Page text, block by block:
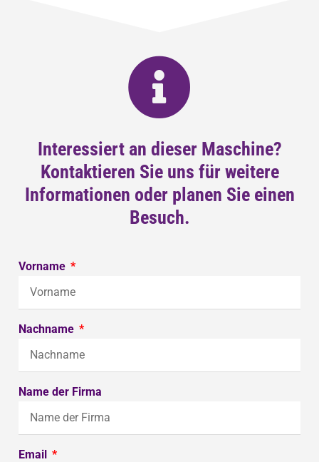
Interessiert an dieser Maschine?
Kontaktieren Sie uns für weitere
Informationen oder planen Sie einen
Besuch.
Vorname
Nachname
Name der Firma
Email